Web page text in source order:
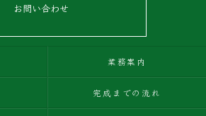
お問い合わせ
業務案内
完成までの流れ